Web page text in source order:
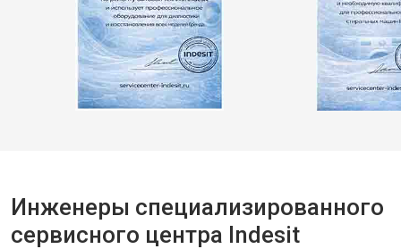
Инженеры специализированного
сервисного центра Indesit